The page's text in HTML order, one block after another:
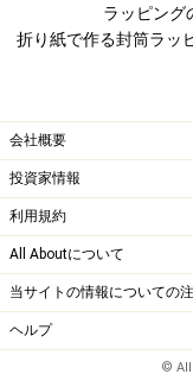
ラッピング
折り紙で作る封筒ラッ
会社概要
投資家情報
利用規約
All Aboutについて
当サイトの情報についての
ヘルプ
© All